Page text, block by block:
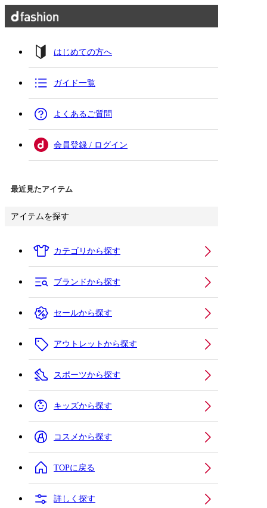
はじめての方へ
ガイド一覧
よくあるご質問
会員登録 / ログイン
最近見たアイテム
アイテムを探す
カテゴリから探す
ブランドから探す
セールから探す
アウトレットから探す
スポーツから探す
キッズから探す
コスメから探す
TOPに戻る
詳しく探す